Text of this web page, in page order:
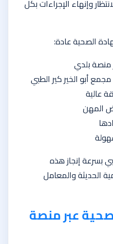
وإنهاء الإجراءات بكل
الصحية عادة:
منصة بلدي
أبو الخير كير الطبي
عالية
المهن
بسرعة إنجاز هذه
الحديثة والمعامل
عبر منصة